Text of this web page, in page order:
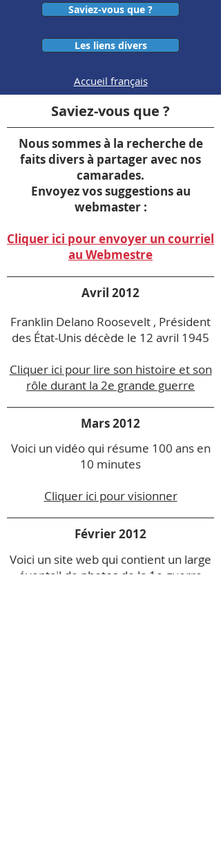
Saviez-vous que ?
Les liens divers
Accueil français
Saviez-vous que ?
Nous sommes à la recherche de
faits divers à partager avec nos
camarades.
Envoyez vos suggestions au
webmaster :
Cliquer ici pour envoyer un courriel
au Webmestre
Avril 2012
Franklin Delano Roosevelt , Président
des État-Unis décède le 12 avril 1945
Cliquer ici pour lire son histoire et son
rôle durant la 2e grande guerre
Mars 2012
Voici un vidéo qui résume 100 ans en
10 minutes
Cliquer ici pour visionner
Février 2012
Voici un site web qui contient un large
éventail de photos de la 1e guerre